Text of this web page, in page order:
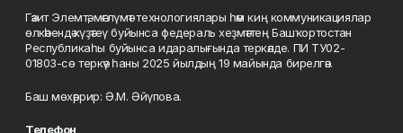
Гәзит Элемтә, мәғлүмәт технологиялары һәм киң коммуникациялар
өлкәһендә күҙәтеү буйынса федераль хеҙмәттең Башҡортостан
Республикаһы буйынса идаралығында теркәлде. ПИ ТУ02-
01803-сө теркәү һаны 2025 йылдың 19 майында бирелгән.
Баш мөхәррир: Ә.М. Әйүпова.
Телефон